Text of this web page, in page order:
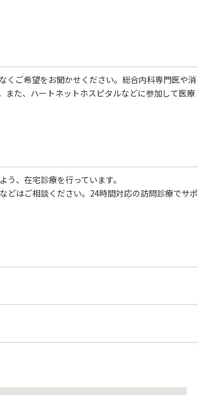
くご希望をお聞かせください。総合内科専門医や消
また、ハートネットホスピタルなどに参加して医療
、在宅診療を行っています。
どはご相談ください。24時間対応の訪問診療でサポ